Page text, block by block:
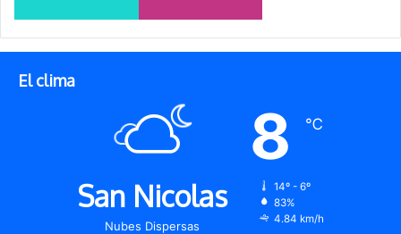
El clima
San Nicolas
Nubes Dispersas
8 ℃
14º - 6º
83%
4.84 km/h